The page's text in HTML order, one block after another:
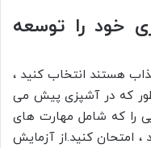
خود را توسعه
هستند انتخاب کنید ،
که در آشپزی پیش می
را که شامل مهارت های
امتحان کنید.از آزمایش